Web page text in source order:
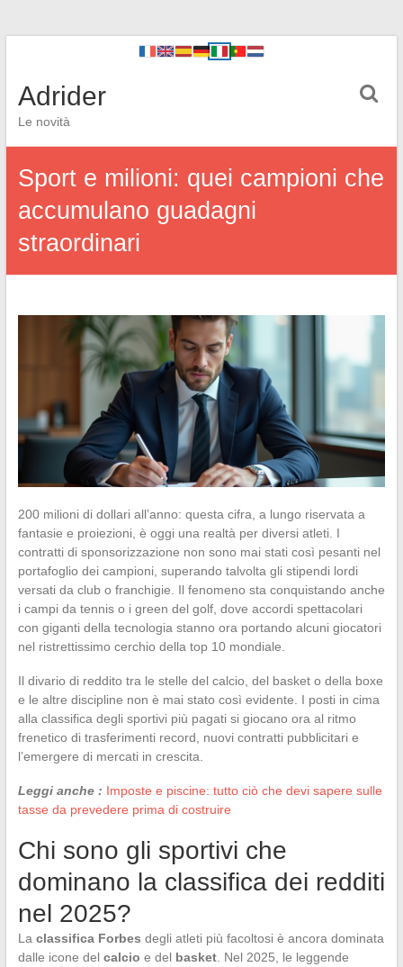
Adrider
Le novità
Sport e milioni: quei campioni che
accumulano guadagni
straordinari
200 milioni di dollari all’anno: questa cifra, a lungo riservata a
fantasie e proiezioni, è oggi una realtà per diversi atleti. I
contratti di sponsorizzazione non sono mai stati così pesanti nel
portafoglio dei campioni, superando talvolta gli stipendi lordi
versati da club o franchigie. Il fenomeno sta conquistando anche
i campi da tennis o i green del golf, dove accordi spettacolari
con giganti della tecnologia stanno ora portando alcuni giocatori
nel ristrettissimo cerchio della top 10 mondiale.
Il divario di reddito tra le stelle del calcio, del basket o della boxe
e le altre discipline non è mai stato così evidente. I posti in cima
alla classifica degli sportivi più pagati si giocano ora al ritmo
frenetico di trasferimenti record, nuovi contratti pubblicitari e
l’emergere di mercati in crescita.
Leggi anche : Imposte e piscine: tutto ciò che devi sapere sulle
tasse da prevedere prima di costruire
Chi sono gli sportivi che
dominano la classifica dei redditi
nel 2025?
La classifica Forbes degli atleti più facoltosi è ancora dominata
dalle icone del calcio e del basket. Nel 2025, le leggende